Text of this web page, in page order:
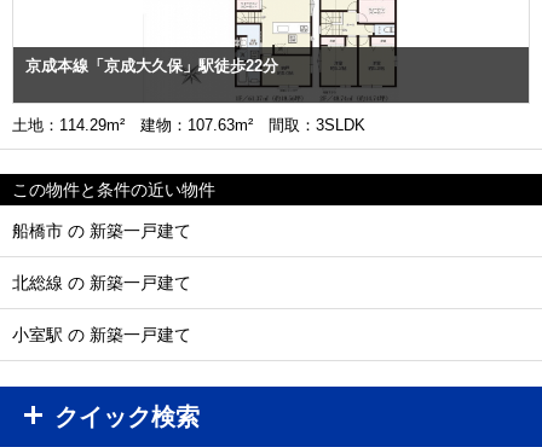
京成本線「京成大久保」駅徒歩22分
土地：114.29m² 建物：107.63m² 間取：3SLDK
この物件と条件の近い物件
船橋市 の 新築一戸建て
北総線 の 新築一戸建て
小室駅 の 新築一戸建て
クイック検索